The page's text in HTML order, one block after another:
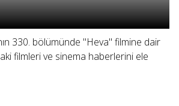
330. bölümünde "Heva" filmine dair
filmleri ve sinema haberlerini ele